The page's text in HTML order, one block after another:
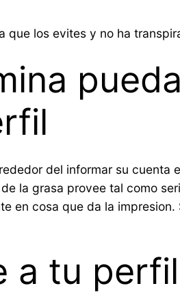
que los evites y no ha
del informar su
la grasa provee tal como
en cosa que da la
a tu perfil